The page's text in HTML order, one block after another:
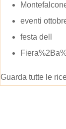
eventi
festa dell
Guarda tutte le